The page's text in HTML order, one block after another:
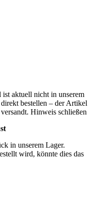
aktuell nicht in unserem
bestellen – der Artikel
Hinweis schließen
in unserem Lager.
wird, könnte dies das